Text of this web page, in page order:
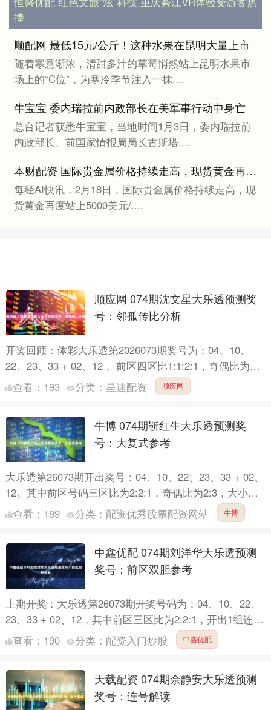
捧
顺配网 最低15元/公斤！这种水果在昆明大量上市
随着寒意渐浓，清甜多汁的草莓悄然站上昆明水果市
场上的“C位”，为寒冷季节注入一抹....
牛宝宝 委内瑞拉前内政部长在美军事行动中身亡
总台记者获悉牛宝宝，当地时间1月3日，委内瑞拉前
内政部长、前国家情报局局长古斯塔....
本财配资 国际贵金属价格持续走高，现货黄金再度站上5000美元/盎司
每经AI快讯，2月18日，国际贵金属价格持续走高，现
货黄金再度站上5000美元/....
顺应网 074期沈文星大乐透预测奖
号：邻孤传比分析
开奖回顾：体彩大乐透第2026073期奖号为：04、10、
22、23、33 + 02、12， 前区四区比1:1:2:1，奇偶比为
2:3，邻孤传比0:5:0。 大....
查看： 193 分类： 星速配资 顺应网
牛博 074期靳红生大乐透预测奖
号：大复式参考
大乐透第26073期开出奖号：04、10、22、23、33 + 02、
12。其中前区号码三区比为2:2:1，奇偶比为2:3，大小比
为3:2，后区开出偶数+偶数、....
查看： 189 分类： 配资优秀股票配资网站 牛博
中鑫优配 074期刘洋华大乐透预测
奖号：前区双胆参考
上期开奖：大乐透第26073期开奖号码为：04、10、22、
23、33 + 02、12，其中前区三区比为2:2:1，开出1组连号
22,23，无重号，后区号码02....
查看： 190 分类： 配资入门炒股 中鑫优配
天载配资 074期佘静安大乐透预测
奖号：连号解读